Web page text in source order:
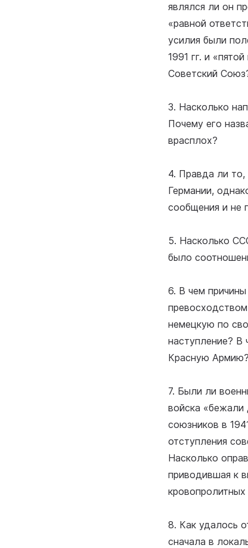
являлся ли он
«равной
усилия были
1991 гг. и
Советский
3. Насколько
Почему его
врасплох?
4. Правда ли то,
Германии,
сообщения и не
5. Насколько
было
6. В чем
немецкую по
наступление? В
Красную Армию?
7. Были ли
войска «бежали
союзников в
отступления
Насколько
приводившая к
8. Как удалось
сначала в